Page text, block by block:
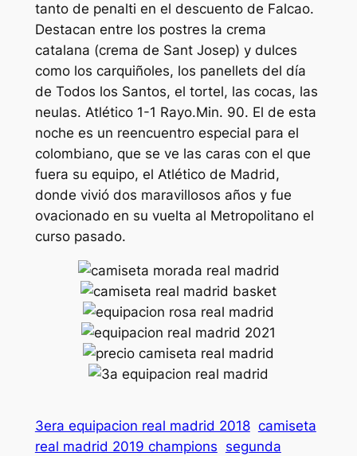
tanto de penalti en el descuento de Falcao.
Destacan entre los postres la crema
catalana (crema de Sant Josep) y dulces
como los carquiñoles, los panellets del día
de Todos los Santos, el tortel, las cocas, las
neulas. Atlético 1-1 Rayo.Min. 90. El de esta
noche es un reencuentro especial para el
colombiano, que se ve las caras con el que
fuera su equipo, el Atlético de Madrid,
donde vivió dos maravillosos años y fue
ovacionado en su vuelta al Metropolitano el
curso pasado.
3era equipacion real madrid 2018 camiseta
real madrid 2019 champions segunda